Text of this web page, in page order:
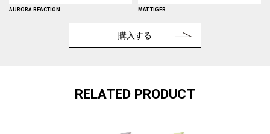
AURORA REACTION MAT TIGER
購入する
RELATED PRODUCT